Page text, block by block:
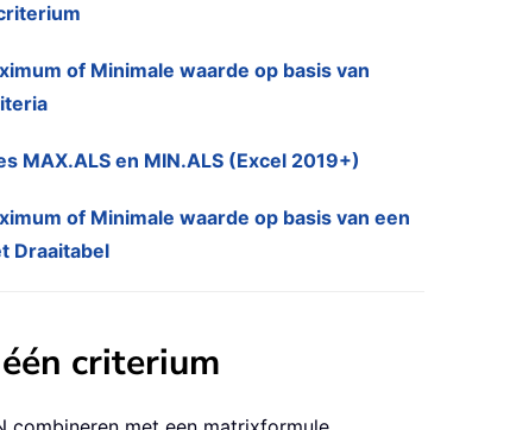
of Minimale waarde op basis van
MAX.ALS en MIN.ALS (Excel 2019+)
of Minimale waarde op basis van een
Draaitabel
criterium